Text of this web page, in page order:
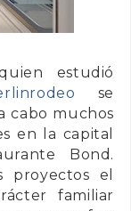
estudió
se
cabo muchos
en la capital
Bond.
proyectos el
familiar